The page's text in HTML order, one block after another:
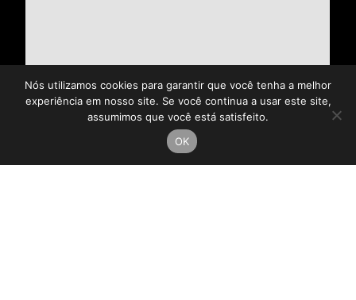
Nós utilizamos cookies para garantir que você tenha a melhor
experiência em nosso site. Se você continua a usar este site,
assumimos que você está satisfeito.
OK